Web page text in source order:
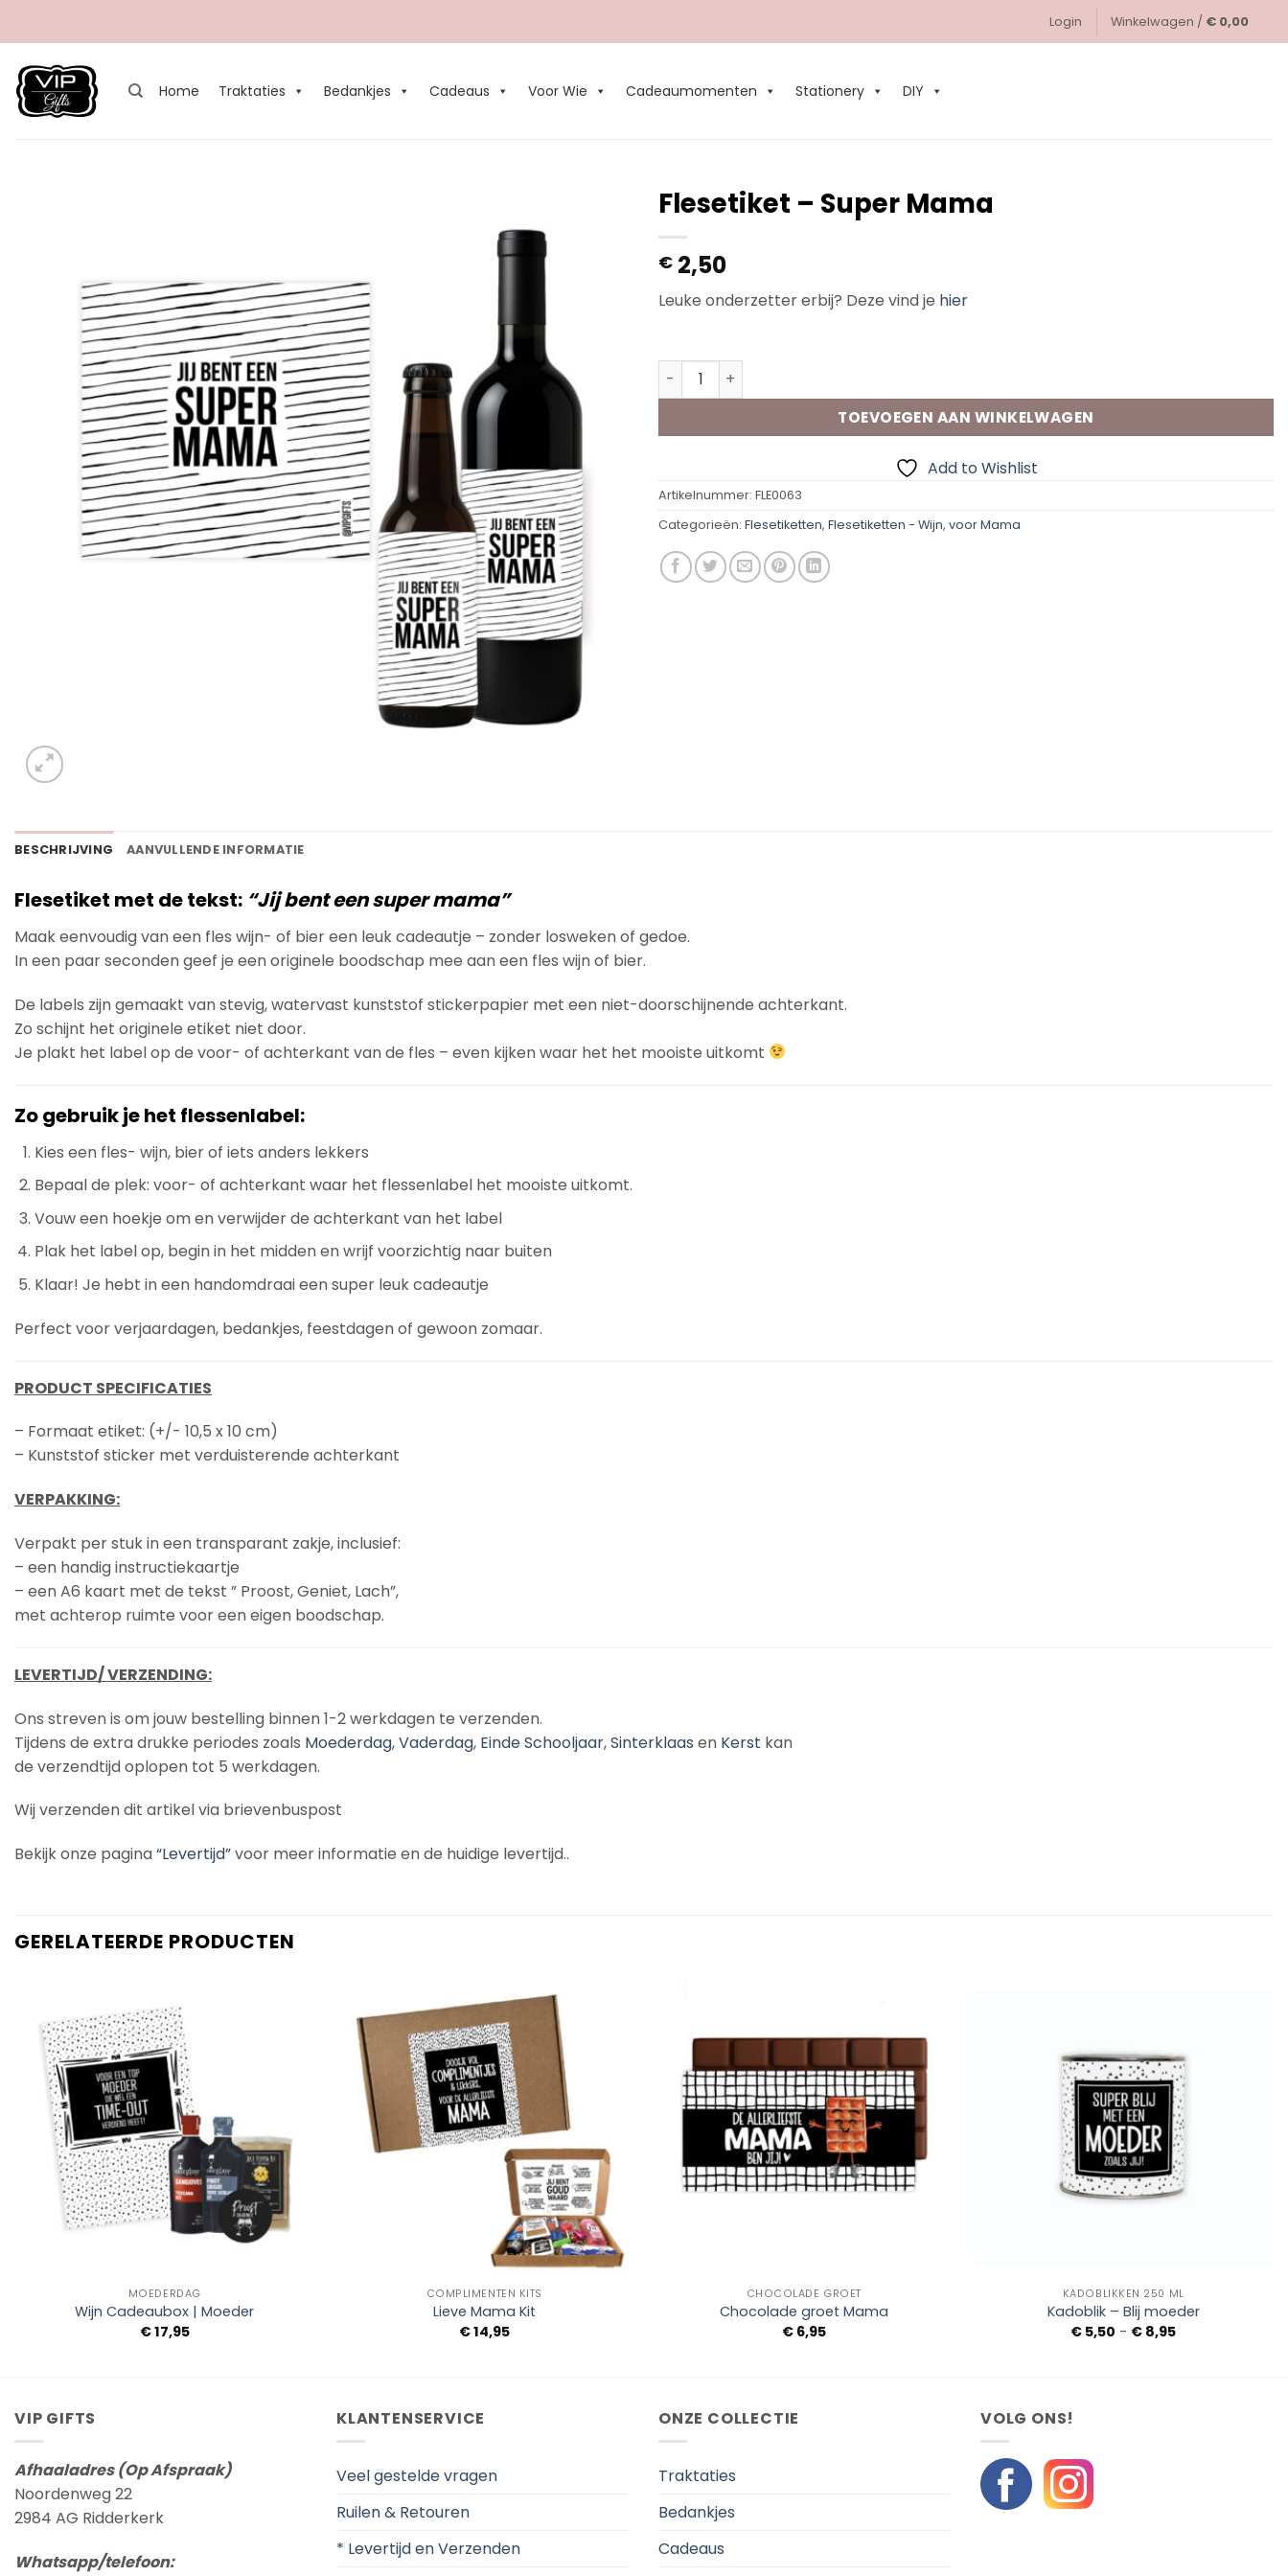
Login Winkelwagen / € 0,00
Home Traktaties Bedankjes Cadeaus Voor Wie Cadeaumomenten Stationery DIY
Flesetiket – Super Mama
€ 2,50
Leuke onderzetter erbij? Deze vind je hier
Flesetiket - Super Mama aantal
TOEVOEGEN AAN WINKELWAGEN
Add to Wishlist
Artikelnummer: FLE0063
Categorieën: Flesetiketten, Flesetiketten - Wijn, voor Mama
BESCHRIJVING AANVULLENDE INFORMATIE
Flesetiket met de tekst: “Jij bent een super mama”
Maak eenvoudig van een fles wijn- of bier een leuk cadeautje – zonder losweken of gedoe.
In een paar seconden geef je een originele boodschap mee aan een fles wijn of bier.
De labels zijn gemaakt van stevig, watervast kunststof stickerpapier met een niet-doorschijnende achterkant.
Zo schijnt het originele etiket niet door.
Je plakt het label op de voor- of achterkant van de fles – even kijken waar het het mooiste uitkomt
Zo gebruik je het flessenlabel:
Kies een fles- wijn, bier of iets anders lekkers
Bepaal de plek: voor- of achterkant waar het flessenlabel het mooiste uitkomt.
Vouw een hoekje om en verwijder de achterkant van het label
Plak het label op, begin in het midden en wrijf voorzichtig naar buiten
Klaar! Je hebt in een handomdraai een super leuk cadeautje
Perfect voor verjaardagen, bedankjes, feestdagen of gewoon zomaar.
PRODUCT SPECIFICATIES
– Formaat etiket: (+/- 10,5 x 10 cm)
– Kunststof sticker met verduisterende achterkant
VERPAKKING:
Verpakt per stuk in een transparant zakje, inclusief:
– een handig instructiekaartje
– een A6 kaart met de tekst ” Proost, Geniet, Lach”,
met achterop ruimte voor een eigen boodschap.
LEVERTIJD/ VERZENDING:
Ons streven is om jouw bestelling binnen 1-2 werkdagen te verzenden.
Tijdens de extra drukke periodes zoals Moederdag,Vaderdag, Einde Schooljaar,Sinterklaas en Kerst kan
de verzendtijd oplopen tot 5 werkdagen.
Wij verzenden dit artikel via brievenbuspost
Bekijk onze pagina“Levertijd”voor meer informatie en de huidige levertijd..
GERELATEERDE PRODUCTEN
MOEDERDAG
Wijn Cadeaubox | Moeder
€17,95
COMPLIMENTEN KITS
Lieve Mama Kit
€14,95
Wishlist
CHOCOLADE GROET
Chocolade groet Mama
€6,95
KADOBLIKKEN 250 ML
Kadoblik – Blij moeder
€ 5,50 - € 8,95Prijsklasse:
VIP GIFTS
Afhaaladres (Op Afspraak)
Noordenweg 22
2984 AG Ridderkerk
Whatsapp/telefoon:
KLANTENSERVICE
Veel gestelde vragen
Ruilen & Retouren
* Levertijd en Verzenden
ONZE COLLECTIE
Traktaties
Bedankjes
Cadeaus
VOLG ONS!